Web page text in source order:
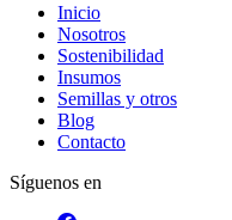
Inicio
Nosotros
Sostenibilidad
Insumos
Semillas y otros
Blog
Contacto
Síguenos en